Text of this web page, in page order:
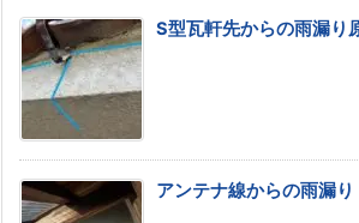
S型瓦軒先からの雨漏り
アンテナ線からの雨漏り